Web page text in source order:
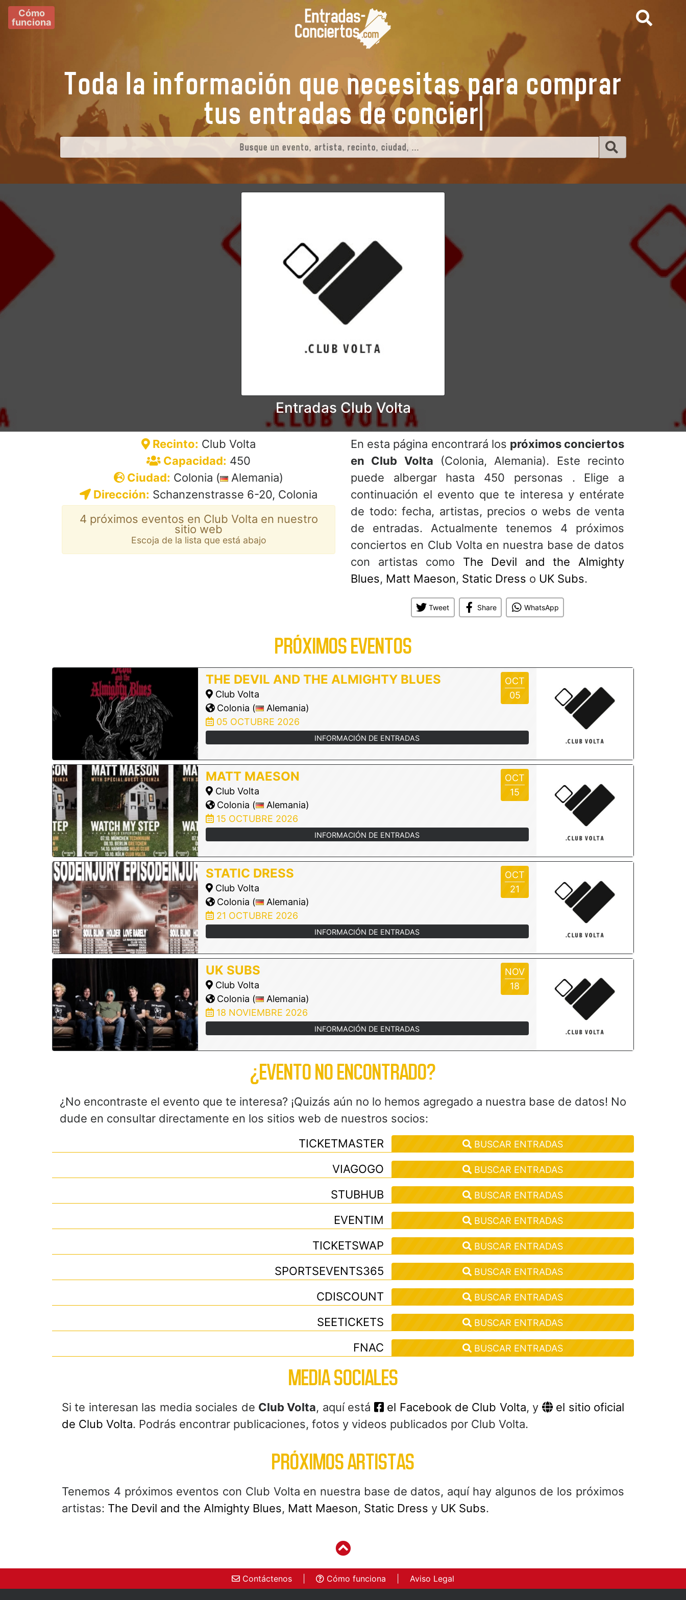
Cómo
funciona
Toda la información que necesitas para comprar
tus entradas dec
Entradas Club Volta
Recinto: Club Volta
Capacidad: 450
Ciudad: Colonia (
Alemania)
Dirección: Schanzenstrasse 6-20, Colonia
4 próximos eventos en Club Volta en nuestro
sitio web
Escoja de la lista que está abajo
En esta página encontrará los próximos conciertos
en Club Volta (Colonia, Alemania). Este recinto
puede albergar hasta 450 personas . Elige a
continuación el evento que te interesa y entérate
de todo: fecha, artistas, precios o webs de venta
de entradas. Actualmente tenemos 4 próximos
conciertos en Club Volta en nuestra base de datos
con artistas como The Devil and the Almighty
Blues, Matt Maeson, Static Dress o UK Subs.
Tweet Share WhatsApp
PRÓXIMOS EVENTOS
OCT
05
THE DEVIL AND THE ALMIGHTY BLUES
Club Volta
Colonia (
Alemania)
05 OCTUBRE 2026
INFORMACIÓN DE ENTRADAS
OCT
15
MATT MAESON
Club Volta
Colonia (
Alemania)
15 OCTUBRE 2026
INFORMACIÓN DE ENTRADAS
OCT
21
STATIC DRESS
Club Volta
Colonia (
Alemania)
21 OCTUBRE 2026
INFORMACIÓN DE ENTRADAS
NOV
18
UK SUBS
Club Volta
Colonia (
Alemania)
18 NOVIEMBRE 2026
INFORMACIÓN DE ENTRADAS
¿EVENTO NO ENCONTRADO?
¿No encontraste el evento que te interesa? ¡Quizás aún no lo hemos agregado a nuestra base de datos! No
dude en consultar directamente en los sitios web de nuestros socios:
TICKETMASTER
BUSCAR ENTRADAS
VIAGOGO BUSCAR ENTRADAS
STUBHUB BUSCAR ENTRADAS
EVENTIM BUSCAR ENTRADAS
TICKETSWAP BUSCAR ENTRADAS
SPORTSEVENTS365 BUSCAR ENTRADAS
CDISCOUNT BUSCAR ENTRADAS
SEETICKETS BUSCAR ENTRADAS
FNAC BUSCAR ENTRADAS
MEDIA SOCIALES
Si te interesan las media sociales de Club Volta, aquí está el Facebook de Club Volta, y
el sitio oficial
de Club Volta. Podrás encontrar publicaciones, fotos y videos publicados por Club Volta.
PRÓXIMOS ARTISTAS
Tenemos 4 próximos eventos con Club Volta en nuestra base de datos, aquí hay algunos de los próximos
artistas: The Devil and the Almighty Blues, Matt Maeson, Static Dress y UK Subs.
Contáctenos Cómo funciona Aviso Legal